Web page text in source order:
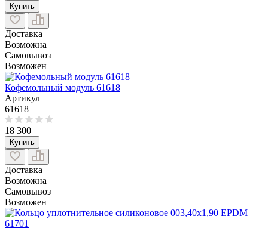
Купить
Доставка
Возможна
Самовывоз
Возможен
Кофемольный модуль 61618
Артикул
61618
18 300
Купить
Доставка
Возможна
Самовывоз
Возможен